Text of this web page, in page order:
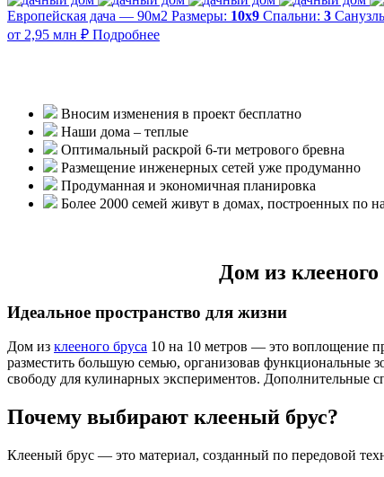
Европейская дача — 90м2 Размеры: 10х9 Спальни: 3
от 2,95 млн ₽ Подробнее
Вносим изменения в проект бесплатно
Наши дома – теплые
Оптимальный раскрой 6-ти метрового бревна
Размещение инженерных сетей уже продуманно
Продуманная и экономичная планировка
Более 2000 семей живут в домах, построенных по
Дом из
Идеальное пространство для жизни
Дом из клееного бруса 10 на 10 метров — это воплощение
разместить большую семью, организовав функциональные
свободу для кулинарных экспериментов. Дополнительные
Почему выбирают клееный брус?
Клееный брус — это материал, созданный по передовой